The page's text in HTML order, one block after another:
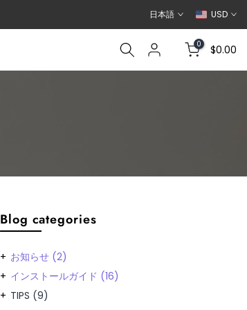
日本語 USD
0 $0.00
Blog categories
お知らせ (2)
インストールガイド (16)
TIPS (9)